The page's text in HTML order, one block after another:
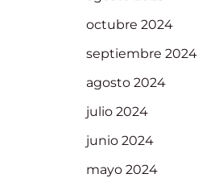
octubre 2024
septiembre 2024
agosto 2024
julio 2024
junio 2024
mayo 2024